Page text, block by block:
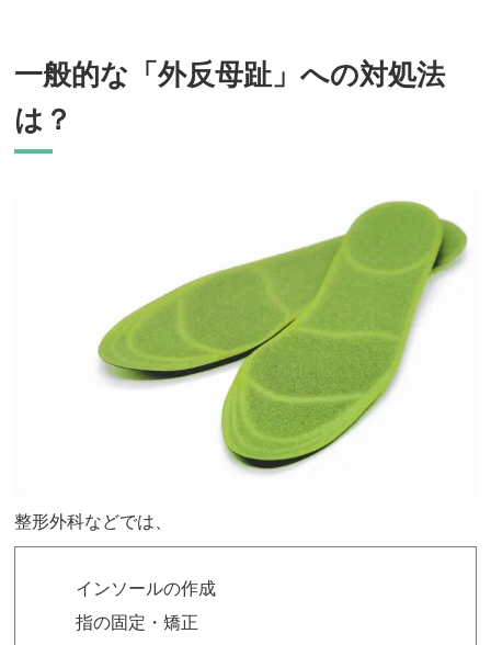
一般的な「外反母趾」への対処法
は？
整形外科などでは、
インソールの作成
指の固定・矯正